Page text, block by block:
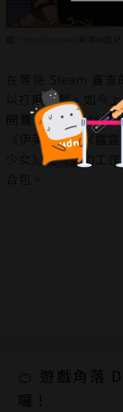
圖／SmallSqurriel 斯穆絲酷
在等待 Steam 審
以打磨遊戲。如今
開賣當天斯穆絲酷
《伊芙物語》《露
少女》及《努力工
合包。
🍊 遊戲角落
囉！